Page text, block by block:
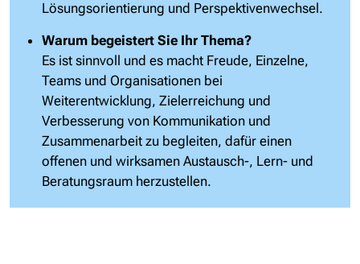
Lösungsorientierung und Perspektivenwechsel.
Warum begeistert Sie Ihr Thema?
Es ist sinnvoll und es macht Freude, Einzelne,
Teams und Organisationen bei
Weiterentwicklung, Zielerreichung und
Verbesserung von Kommunikation und
Zusammenarbeit zu begleiten, dafür einen
offenen und wirksamen Austausch-, Lern- und
Beratungsraum herzustellen.